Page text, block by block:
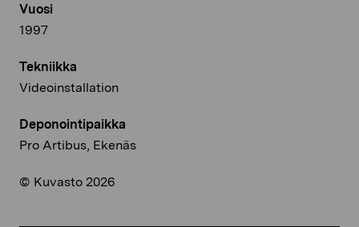
Vuosi
1997
Tekniikka
Videoinstallation
Deponointipaikka
Pro Artibus, Ekenäs
© Kuvasto 2026